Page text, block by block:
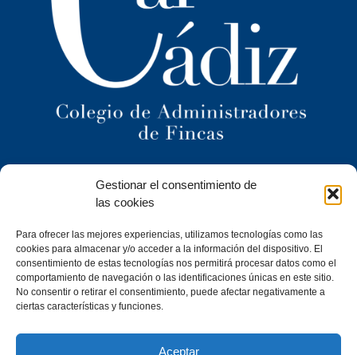
Gestionar el consentimiento de
las cookies
Para ofrecer las mejores experiencias, utilizamos tecnologías como las
cookies para almacenar y/o acceder a la información del dispositivo. El
consentimiento de estas tecnologías nos permitirá procesar datos como el
comportamiento de navegación o las identificaciones únicas en este sitio.
No consentir o retirar el consentimiento, puede afectar negativamente a
ciertas características y funciones.
Aceptar
Ilustre Colegio Territorial
de Administradores de Fincas
de Cádiz y
C/ Caracuel, 24-1º Izq · 11402 Jerez de la Frontera (Cádiz)
Tel. 956 30 72 86
secretaria@cafcadiz.com